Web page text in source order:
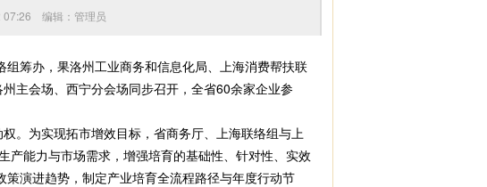
07:26 编辑：管理员
筹办，果洛州工业商务和信息化局、上海消费帮扶联
主会场、西宁分会场同步召开，全省60余家企业参
。为实现拓市增效目标，省商务厅、上海联络组与上
能力与市场需求，增强培育的基础性、针对性、实效
演进趋势，制定产业培育全流程路径与年度行动节